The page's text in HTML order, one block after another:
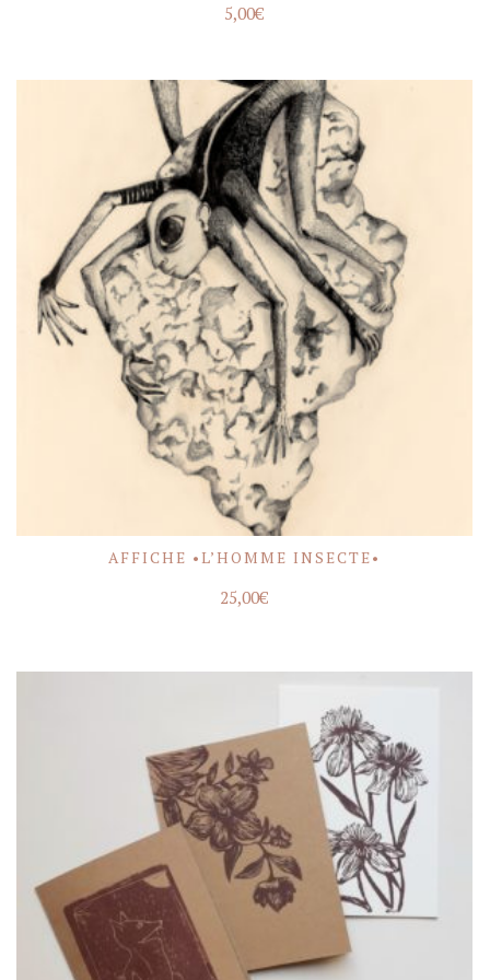
5,00€
ACHETER
AFFICHE •L’HOMME INSECTE•
25,00€